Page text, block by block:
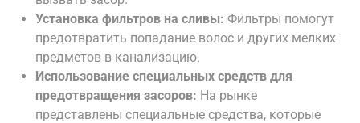
Установка фильтров на сливы: Фильтры помогут
предотвратить попадание волос и других мелких
предметов в канализацию.
Использование специальных средств для
предотвращения засоров: На рынке
представлены специальные средства, которые